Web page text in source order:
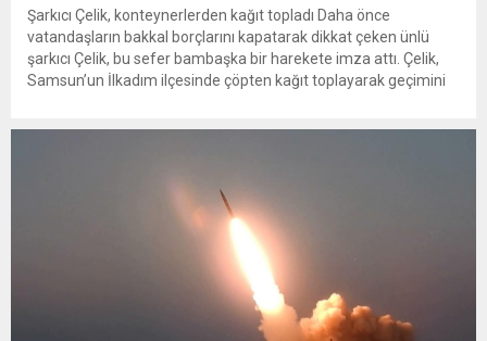
Şarkıcı Çelik, konteynerlerden kağıt topladı Daha önce
vatandaşların bakkal borçlarını kapatarak dikkat çeken ünlü
şarkıcı Çelik, bu sefer bambaşka bir harekete imza attı. Çelik,
Samsun’un İlkadım ilçesinde çöpten kağıt toplayarak geçimini